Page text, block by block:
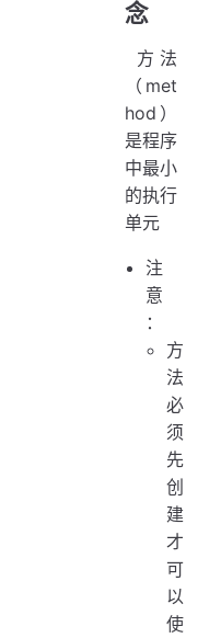
念
​ 方法
（met
hod）
是程序
中最小
的执行
单元
注
意
：
方
法
必
须
先
创
建
才
可
以
使